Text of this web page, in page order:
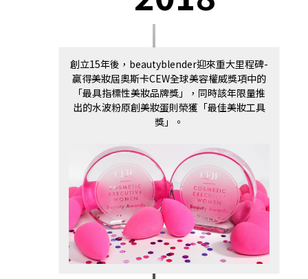
創立15年後，beautyblender迎來重大里程碑-
贏得美妝屆奧斯卡CEW全球美容權威獎項中的
「最具指標性美妝品牌獎」，同時該年限量推
出的水波粉原創美妝蛋則榮獲「最佳美妝工具
獎」。